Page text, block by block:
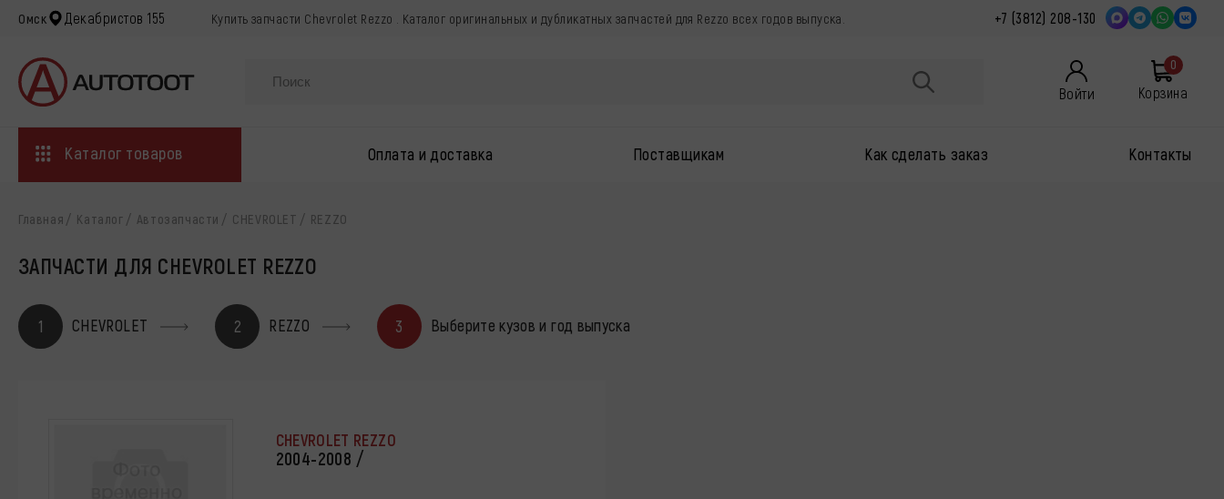
Омск Декабристов 155 Купить запчасти Chevrolet Rezzo . Каталог оригинальных и дубликатных запчастей для Rezzo всех годов выпуска. +7 (3812) 208-130
Войти
0
Корзина
Каталог товаров Оплата и доставка Поставщикам Как сделать заказ Контакты
Главная Каталог Автозапчасти CHEVROLET REZZO
ЗАПЧАСТИ ДЛЯ CHEVROLET REZZO
1 CHEVROLET 2 REZZO 3 Выберите кузов и год выпуска
CHEVROLET REZZO
2004-2008 /